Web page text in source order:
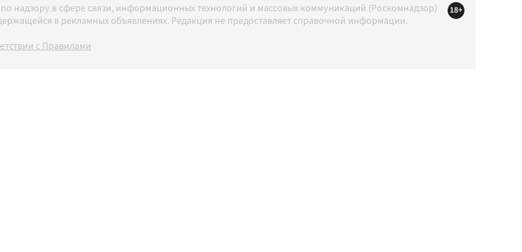
надзору в сфере связи, информационных технологий и массовых коммуникаций (Роскомнадзор)
в рекламных объявлениях. Редакция не предоставляет справочной информации.
с Правилами
18+